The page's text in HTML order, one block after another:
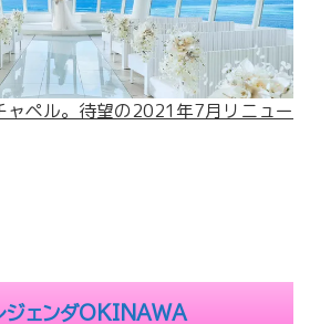
ャペル。待望の2021年7月リニュー
ジェンダOKINAWA